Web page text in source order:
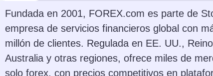
Fundada en 2001, FOREX.com es parte de
empresa de servicios financieros global con
millón de clientes. Regulada en EE. UU.,
Australia y otras regiones, ofrece miles de
solo forex, con precios competitivos en